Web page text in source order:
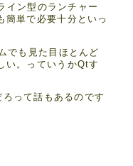
イン型のランチャー
簡単で必要十分といっ
でも見た目ほとんど
い。っていうかQtす
ろって話もあるのです